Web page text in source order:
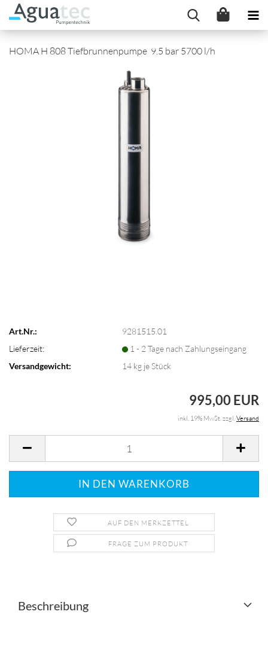
HOMA H 808 Tiefbrunnenpumpe 9.5 bar 5700 l/h
Art.Nr.:
9281515.01
Lieferzeit:
1 - 2 Tage nach Zahlungseingang
Versandgewicht:
14 kg je Stück
995,00 EUR
inkl. 19% MwSt. zzgl.Versand
AUF DEN MERKZETTEL
FRAGE ZUM PRODUKT
Beschreibung